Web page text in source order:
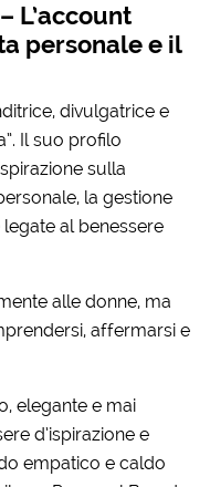
L’account
personale e il
divulgatrice e
Il suo profilo
sulla
la gestione
al benessere
alle donne, ma
affermarsi e
elegante e mai
d’ispirazione e
empatico e caldo